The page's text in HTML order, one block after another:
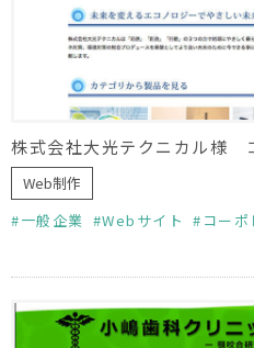
株式会社大光テクニカル様
Web制作
一般企業
Webサイト
コー